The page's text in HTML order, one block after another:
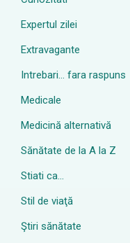
Expertul zilei
Extravagante
Intrebari… fara raspuns
Medicale
Medicină alternativă
Sănătate de la A la Z
Stiati ca…
Stil de viaţă
Ştiri sănătate